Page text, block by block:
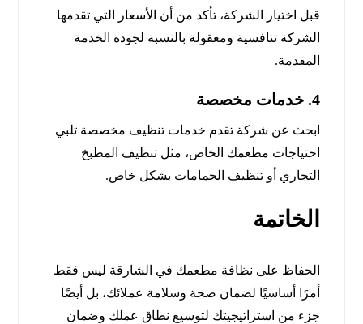
قبل اختيار الشركة، تأكد من أن الأسعار التي تقدمها
الشركة تنافسية ومعقولة بالنسبة لجودة الخدمة
المقدمة.
4. خدمات مخصصة
ابحث عن شركة تقدم خدمات تنظيف مخصصة تلبي
احتياجات مطعمك الخاص، مثل تنظيف المطبخ
التجاري أو تنظيف الحمامات بشكل خاص.
الخاتمة
الحفاظ على نظافة مطعمك في الشارقة ليس فقط
أمرًا أساسيًا لضمان صحة وسلامة عملائك، بل أيضًا
جزء من استراتيجيتك لتوسيع نطاق عملك وضمان